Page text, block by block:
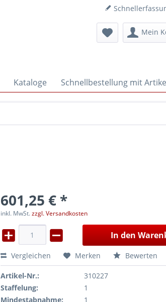
Mein
Kataloge Schnellbestellung mit
601,25 € *
inkl. MwSt.zzgl. Versandkosten
In den
Vergleichen Merken Bewerten
Artikel-Nr.:
310227
Staffelung:
1
Mindestabnahme:
1